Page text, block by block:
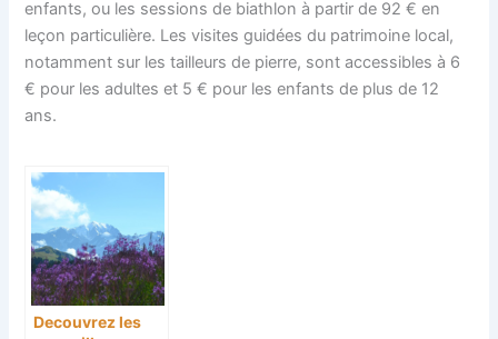
enfants, ou les sessions de biathlon à partir de 92 € en
leçon particulière. Les visites guidées du patrimoine local,
notamment sur les tailleurs de pierre, sont accessibles à 6
€ pour les adultes et 5 € pour les enfants de plus de 12
ans.
Decouvrez les